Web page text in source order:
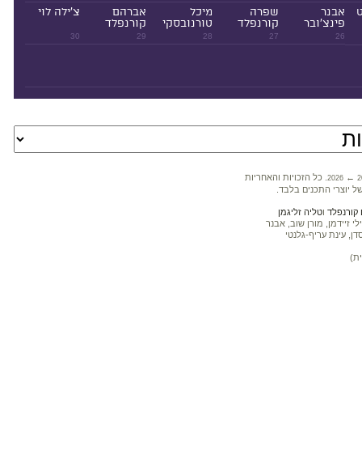
26
אבנר
פינצ'ובר
27
שפרה
קורנפלד
28
מיכל
טורנובסקי
29
אברהם
קורנפלד
30
צ'ילה לוי
2026 ←
. כל הזכויות והאחריות
יוצרי התכנים בלבד.
וטליה זליגמן
זיידמן, מורן שוב, אבנר
עינת עריף-גלנטי